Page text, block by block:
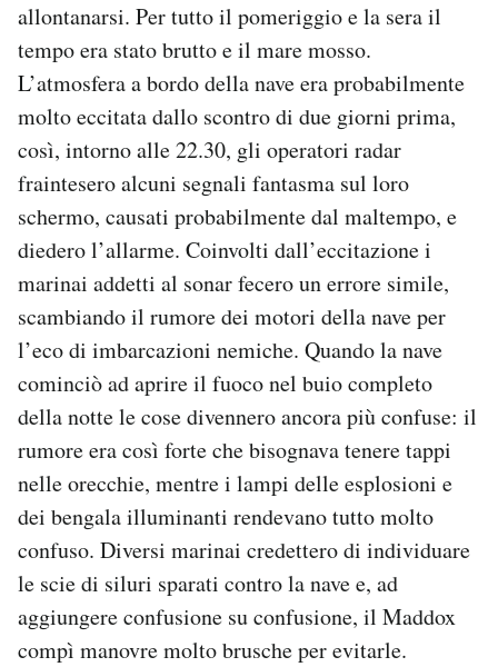
allontanarsi. Per tutto il pomeriggio e la sera il
tempo era stato brutto e il mare mosso.
L’atmosfera a bordo della nave era probabilmente
molto eccitata dallo scontro di due giorni prima,
così, intorno alle 22.30, gli operatori radar
fraintesero alcuni segnali fantasma sul loro
schermo, causati probabilmente dal maltempo, e
diedero l’allarme. Coinvolti dall’eccitazione i
marinai addetti al sonar fecero un errore simile,
scambiando il rumore dei motori della nave per
l’eco di imbarcazioni nemiche. Quando la nave
cominciò ad aprire il fuoco nel buio completo
della notte le cose divennero ancora più confuse: il
rumore era così forte che bisognava tenere tappi
nelle orecchie, mentre i lampi delle esplosioni e
dei bengala illuminanti rendevano tutto molto
confuso. Diversi marinai credettero di individuare
le scie di siluri sparati contro la nave e, ad
aggiungere confusione su confusione, il Maddox
compì manovre molto brusche per evitarle.